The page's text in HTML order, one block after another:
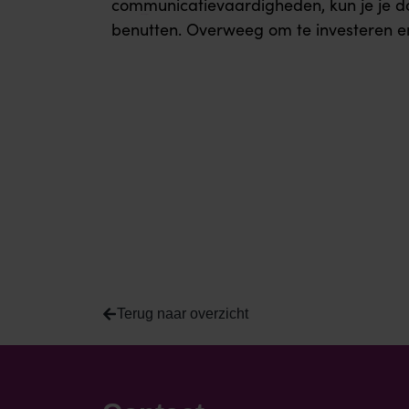
benutten. Overweeg om te investeren
Terug naar overzicht